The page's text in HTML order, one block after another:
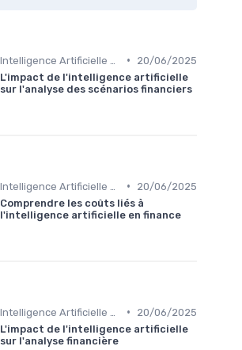
•
20/06/2025
L'impact de l'intelligence artificielle
sur l'analyse des scénarios financiers
•
20/06/2025
Comprendre les coûts liés à
l'intelligence artificielle en finance
•
20/06/2025
L'impact de l'intelligence artificielle
sur l'analyse financière